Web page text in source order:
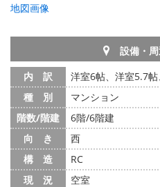
地図画像
設備・
内 訳
洋室6帖、洋室5.7
種 別
マンション
階数/階建
6階/6階建
向 き
西
構 造
RC
現 況
空室